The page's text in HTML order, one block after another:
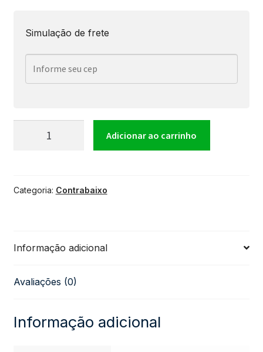
Simulação de frete
Contrabaixo
MM
Preto
quantidade
Adicionar ao carrinho
Categoria: Contrabaixo
Informação adicional
Avaliações (0)
Informação adicional